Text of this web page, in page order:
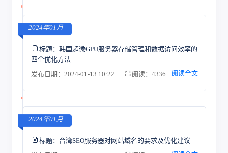
2024年01月
标题： 韩国超微GPU服务器存储管理和数据访问效率的
四个优化方法
发布日期：2024-01-13 10:22
阅读：4336 阅读全文
2024年01月
标题： 台湾SEO服务器对网站域名的要求及优化建议